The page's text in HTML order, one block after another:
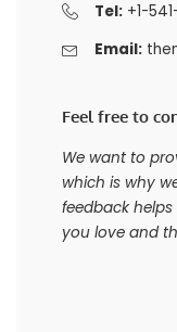
Tel:+1-
Email:
Feel free to
We want to
which is why
feedback
you love and